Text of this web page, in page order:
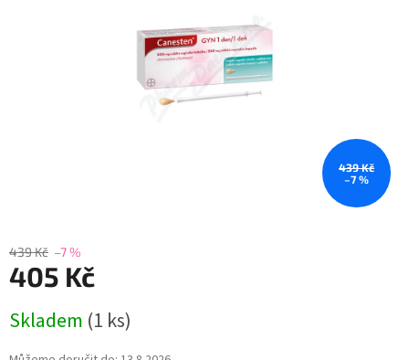
439 Kč
–7 %
439 Kč –7 %
405 Kč
cena:
Skladem (1 ks)